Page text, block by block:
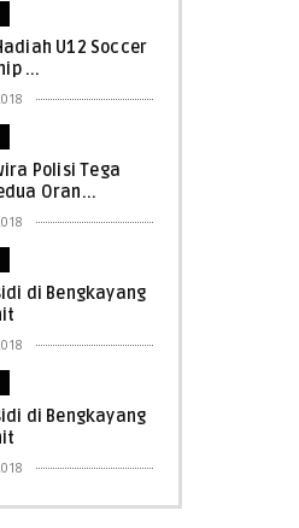
U12 Soccer
...
Polisi Tega
Oran...
di Bengkayang
di Bengkayang